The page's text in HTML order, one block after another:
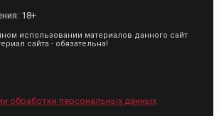
18+
использовании материалов данного сайт
сайта - обязательна!
обработки персональных данных